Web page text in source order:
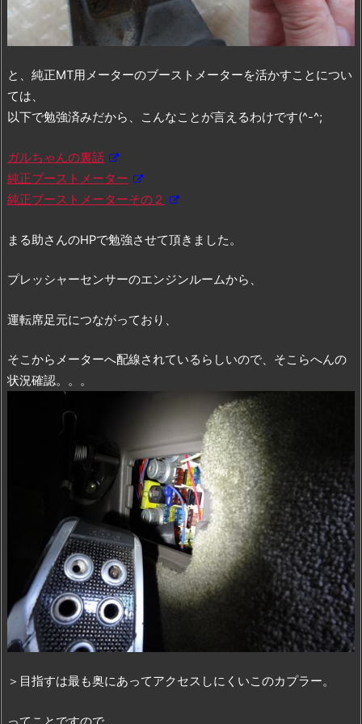
と、純正MT用メーターのブーストメーターを活かすことについ
ては、
以下で勉強済みだから、こんなことが言えるわけです(^-^;
ガルちゃんの裏話
純正ブーストメーター
純正ブーストメーターその２
まる助さんのHPで勉強させて頂きました。
プレッシャーセンサーのエンジンルームから、
運転席足元につながっており、
そこからメーターへ配線されているらしいので、そこらへんの
状況確認。。。
＞目指すは最も奥にあってアクセスしにくいこのカプラー。